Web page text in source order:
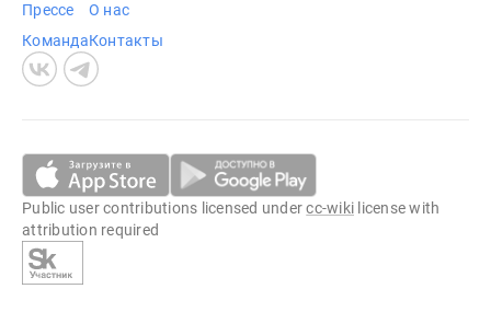
Прессе
Команда
О нас
Контакты
Public user contributions licensed undercc-wiki license with
attribution required